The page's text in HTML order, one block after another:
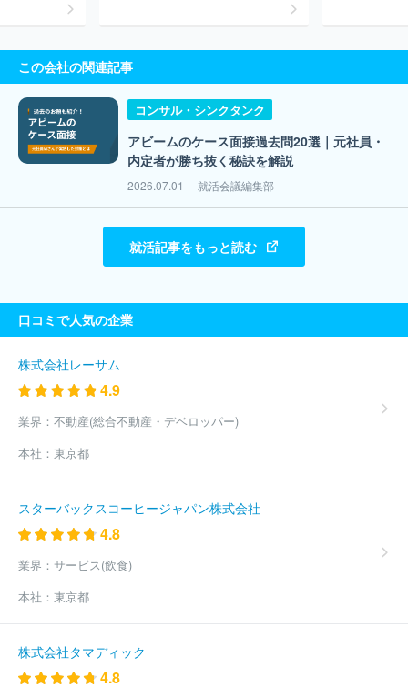
この会社の関連記事
コンサル・シンクタンク
アビームのケース面接過去問20選｜元社員・
内定者が勝ち抜く秘訣を解説
2026.07.01 就活会議編集部
就活記事をもっと読む
口コミで人気の企業
株式会社レーサム
4.9
業界： 不動産(総合不動産・デベロッパー)
本社： 東京都
スターバックスコーヒージャパン株式会社
4.8
業界： サービス(飲食)
本社： 東京都
株式会社タマディック
4.8